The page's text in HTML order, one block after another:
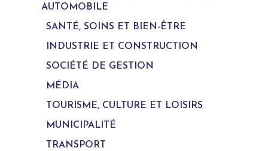
AUTOMOBILE
SANTÉ, SOINS ET BIEN-ÊTRE
INDUSTRIE ET CONSTRUCTION
SOCIÉTÉ DE GESTION
MÉDIA
TOURISME, CULTURE ET LOISIRS
MUNICIPALITÉ
TRANSPORT